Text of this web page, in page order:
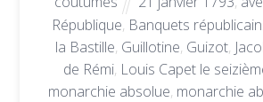
République, Banquets
la Bastille, Guillotine, Guizot,
de Rémi, Louis Capet le
monarchie absolue, monarchie